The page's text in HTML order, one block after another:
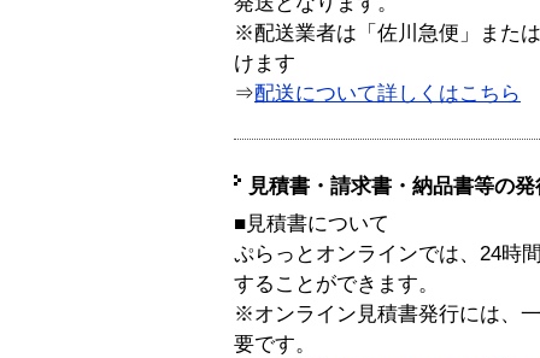
※配送業者は「佐川急便」また
けます
⇒配送について詳しくはこちら
見積書・請求書・納品書等の
■見積書について
ぷらっとオンラインでは、24時
することができます。
※オンライン見積書発行には、
要です。